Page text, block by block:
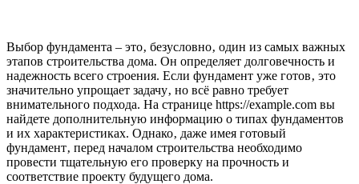
Выбор фундамента – это‚ безусловно‚ один из самых важных
этапов строительства дома. Он определяет долговечность и
надежность всего строения. Если фундамент уже готов‚ это
значительно упрощает задачу‚ но всё равно требует
внимательного подхода. На странице https://example.com вы
найдете дополнительную информацию о типах фундаментов
и их характеристиках. Однако‚ даже имея готовый
фундамент‚ перед началом строительства необходимо
провести тщательную его проверку на прочность и
соответствие проекту будущего дома.